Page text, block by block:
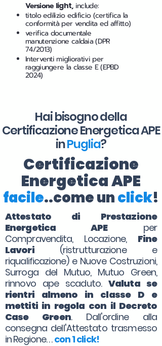
Versione light,include:
titolo edilizio edificio (certifica la
conformità per vendita ed affitto)
verifica documentale
manutenzione caldaia (DPR
74/2013)
Interventi migliorativi per
raggiungere la classe E (EPBD
2024)
Hai bisogno della
Certificazione Energetica APE
inPuglia?
Certificazione
Energetica APE
facile..come unclick!
Attestato di Prestazione
Energetica APEper
Compravendita, Locazione, Fine
Lavori(ristrutturazione e
riqualificazione) e Nuove Costruzioni,
Surroga del Mutuo, Mutuo Green,
rinnovo ape scaduto.Valuta se
rientri almeno in classe D e
mettiti in regola con il Decreto
Case Green. Dall'ordine alla
consegna dell'Attestato trasmesso
in Regione. . .con 1 click!